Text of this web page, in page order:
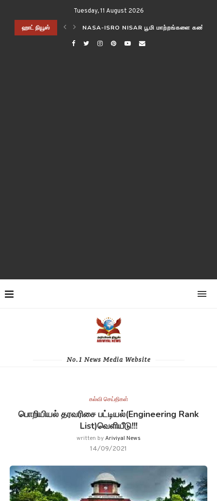
Tuesday, 11 August 2026
ஹாட் நியூஸ்
விஞ்ஞானிகள்! NASA-ISRO NISAR பூமி மாற்றங்களை
No.1 News Media Website
கல்வி செய்திகள்
பொறியியல் தரவரிசை பட்டியல்(Engineering Rank
List)வெளியீடு!!!
written byAriviyal News
14/09/2021